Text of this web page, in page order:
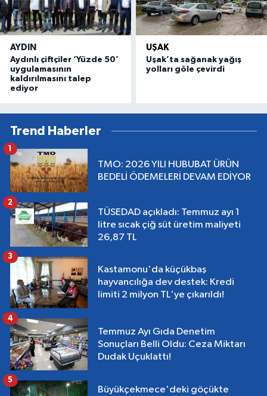
AYDIN
Aydınlı çiftçiler ‘Yüzde 50’
uygulamasının
kaldırılmasını talep
ediyor
UŞAK
Uşak’ta sağanak yağış
yolları göle çevirdi
Trend Haberler
TMO: 2026 YILI HUBUBAT ÜRÜN
BEDELİ ÖDEMELERİ DEVAM EDİYOR
1
TÜSEDAD açıkladı: Temmuz ayı 1
litre sıcak çiğ süt üretim maliyeti
26,87 TL
2
Kastamonu'da küçükbaş
hayvancılığa dev destek: Kredi
limiti 2 milyon TL'ye çıkarıldı!
3
Temmuz Ayı Gıda Denetim
Sonuçları Belli Oldu: Ceza Miktarı
Dudak Uçuklattı!
4
Büyükçekmece'deki göçükte
5